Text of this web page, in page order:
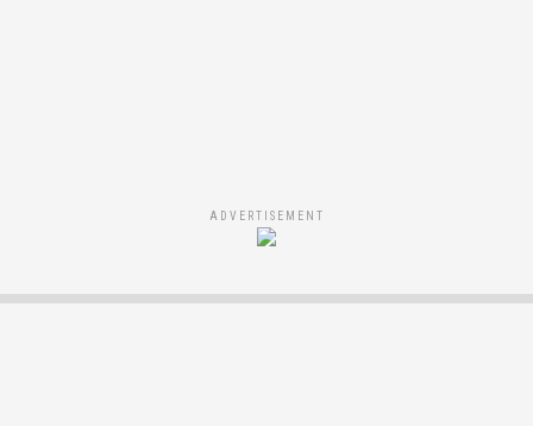
ADVERTISEMENT